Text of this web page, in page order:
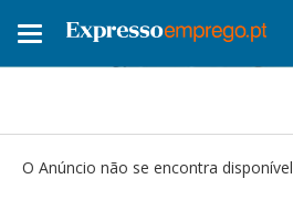
Toggle
O Anúncio não se encontra disponível